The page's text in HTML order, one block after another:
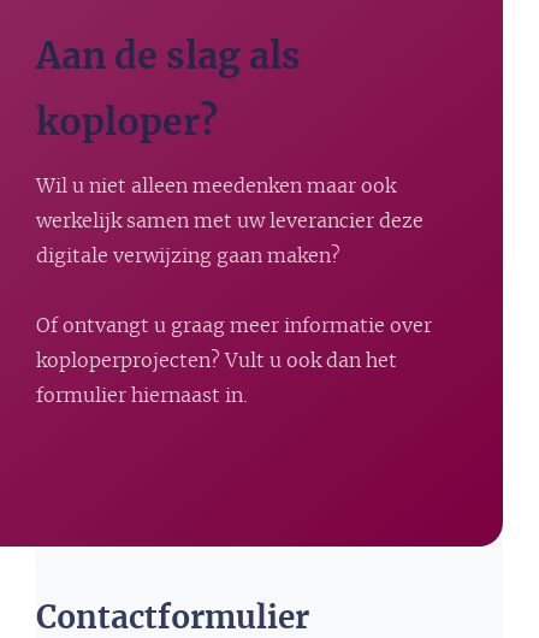
Aan de slag als
koploper?
Wil u niet alleen meedenken maar ook
werkelijk samen met uw leverancier deze
digitale verwijzing gaan maken?
Of ontvangt u graag meer informatie over
koploperprojecten? Vult u ook dan het
formulier hiernaast in.
Contactformulier